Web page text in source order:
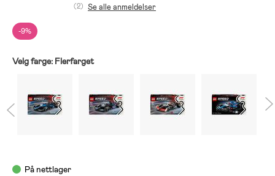
-9%
(2) Se alle anmeldelser
Velg farge: Flerfarget
På nettlager